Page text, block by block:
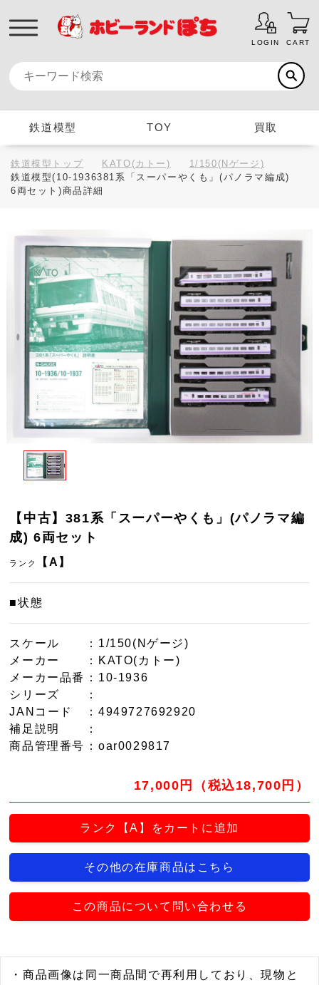
LOGIN CART
鉄道模型 TOY 買取
鉄道模型トップ KATO(カトー)
1/150(Nゲージ)
鉄道模型(10-1936381系「スーパーやくも」(パノラマ編成)
6両セット)商品詳細
【中古】381系「スーパーやくも」(パノラマ編
成) 6両セット
ランク 【A】
■状態
スケール
：1/150(Nゲージ)
メーカー
：KATO(カトー)
メーカー品番
：10-1936
シリーズ
：
JANコード
：4949727692920
補足説明
：
商品管理番号 ：oar0029817
17,000円（税込18,700円）
ランク【A】をカートに追加
その他の在庫商品はこちら
この商品について問い合わせる
・商品画像は同一商品間で再利用しており、現物と